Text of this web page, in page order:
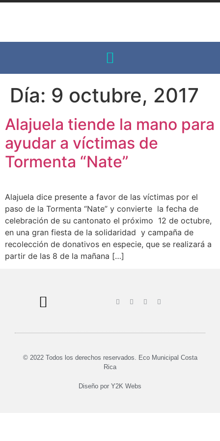
Día: 9 octubre, 2017
Alajuela tiende la mano para
ayudar a víctimas de
Tormenta “Nate”
Alajuela dice presente a favor de las víctimas por el
paso de la Tormenta “Nate” y convierte la fecha de
celebración de su cantonato el próximo 12 de octubre,
en una gran fiesta de la solidaridad y campaña de
recolección de donativos en especie, que se realizará a
partir de las 8 de la mañana […]
© 2022 Todos los derechos reservados. Eco Municipal Costa
Rica
Diseño por Y2K Webs